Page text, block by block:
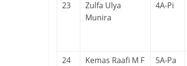
23
Zulfa Ulya
Munira
4A-Pi
24 Kemas Raafi M F 5A-Pa